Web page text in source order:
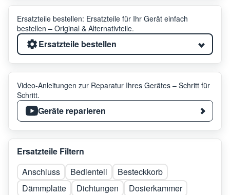
Ersatzteile bestellen: Ersatzteile für Ihr Gerät einfach
bestellen – Original & Alternativteile.
Ersatzteile bestellen
Video-Anleitungen zur Reparatur Ihres Gerätes – Schritt für
Schritt.
Geräte reparieren
Ersatzteile Filtern
Anschluss
Bedienteil
Besteckkorb
Dämmplatte
Dichtungen
Dosierkammer